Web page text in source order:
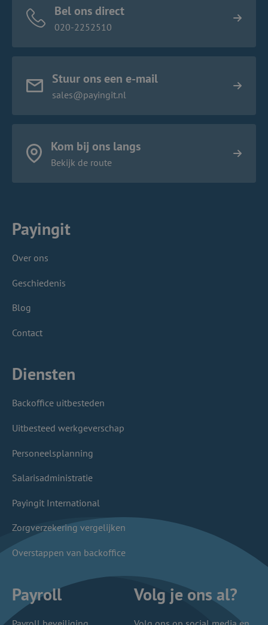
Bel ons direct
020-2252510
Stuur ons een e-mail
sales@payingit.nl
Kom bij ons langs
Bekijk de route
Payingit
Over ons
Geschiedenis
Blog
Contact
Diensten
Backoffice uitbesteden
Uitbesteed werkgeverschap
Personeelsplanning
Salarisadministratie
Payingit International
Zorgverzekering vergelijken
Overstappen van backoffice
Payroll Volg je ons al?